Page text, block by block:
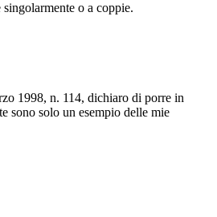
o a coppie.
1998, n. 114, dichiaro di porre in
sono solo un esempio delle mie